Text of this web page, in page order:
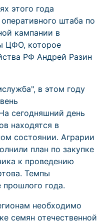
этого года
штаба по
кампании в
ЦФО, которое
РФ Андрей Разин
в этом году
сегодняшний день
находятся в
состоянии. Аграрии
план по закупке
к проведению
Темпы
прошлого года.
необходимо
семян отечественной